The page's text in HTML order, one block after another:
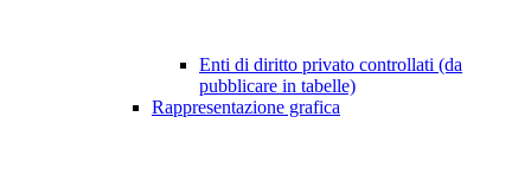
Enti di diritto privato controllati (da
pubblicare in tabelle)
Rappresentazione grafica